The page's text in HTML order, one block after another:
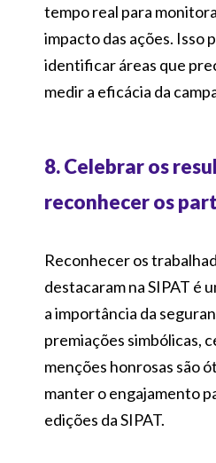
tempo real para
impacto das ações. Isso
identificar áreas que
medir a eficácia da
8. Celebrar os
reconhecer os
Reconhecer os
destacaram na SIPAT é
a importância da
premiações simbólicas,
menções honrosas são
manter o engajamento
edições da SIPAT.